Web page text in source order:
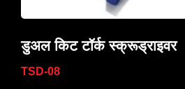
डुअल किट टॉर्क स्क्रूड्राइवर
TSD-08